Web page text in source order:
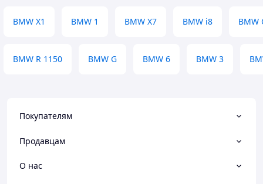
BMW X1 BMW 1 BMW X7 BMW i8 BMW
BMW R 1150 BMW G BMW 6 BMW 3
Покупателям
Продавцам
О нас